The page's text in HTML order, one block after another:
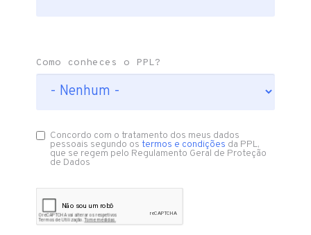
Como conheces o PPL?
Concordo com o tratamento dos meus dados
pessoais segundo ostermos e condições da PPL,
que se regem pelo Regulamento Geral de Proteção
de Dados